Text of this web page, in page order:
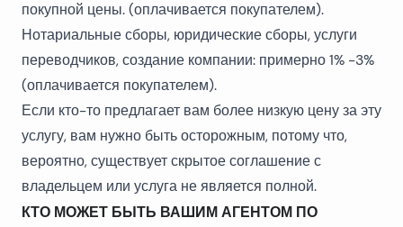
покупной цены. (оплачивается покупателем).
Нотариальные сборы, юридические сборы, услуги
переводчиков, создание компании: примерно 1% -3%
(оплачивается покупателем).
Если кто-то предлагает вам более низкую цену за эту
услугу, вам нужно быть осторожным, потому что,
вероятно, существует скрытое соглашение с
владельцем или услуга не является полной.
КТО МОЖЕТ БЫТЬ ВАШИМ АГЕНТОМ ПО